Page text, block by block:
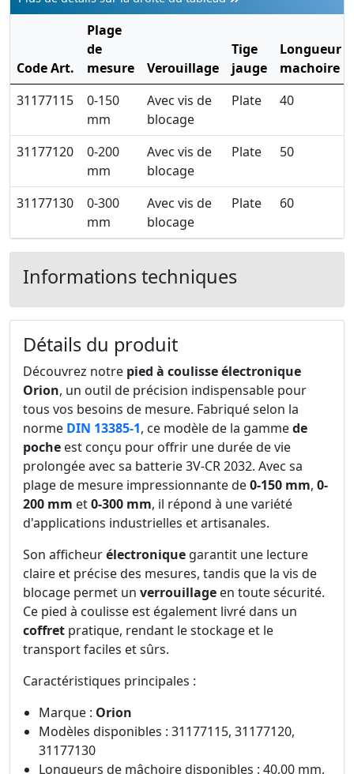
Code Art.
Plage
de
mesure
Verouillage
Tige
jauge
Longueur
machoire
31177115
0-150
mm
Avec vis de
blocage
Plate 40
31177120
0-200
mm
Avec vis de
blocage
Plate 50
31177130
0-300
mm
Avec vis de
blocage
Plate 60
Informations techniques
Détails du produit
Découvrez notre pied à coulisse électronique
Orion, un outil de précision indispensable pour
tous vos besoins de mesure. Fabriqué selon la
norme DIN 13385-1, ce modèle de la gammede
poche est conçu pour offrir une durée de vie
prolongée avec sa batterie 3V-CR 2032. Avec sa
plage de mesure impressionnante de0-150 mm, 0-
200 mm et0-300 mm, il répond à une variété
d'applications industrielles et artisanales.
Son afficheurélectronique garantit une lecture
claire et précise des mesures, tandis que la vis de
blocage permet un verrouillage en toute sécurité.
Ce pied à coulisse est également livré dans un
coffret pratique, rendant le stockage et le
transport faciles et sûrs.
Caractéristiques principales :
Marque : Orion
Modèles disponibles : 31177115, 31177120,
31177130
Longueurs de mâchoire disponibles : 40,00 mm,